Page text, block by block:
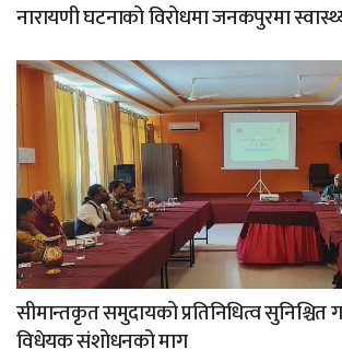
नारायणी घटनाको विरोधमा जनकपुरमा
सीमान्तकृत समुदायको प्रतिनिधित्व सुनिश्चित
विधेयक संशोधनको माग